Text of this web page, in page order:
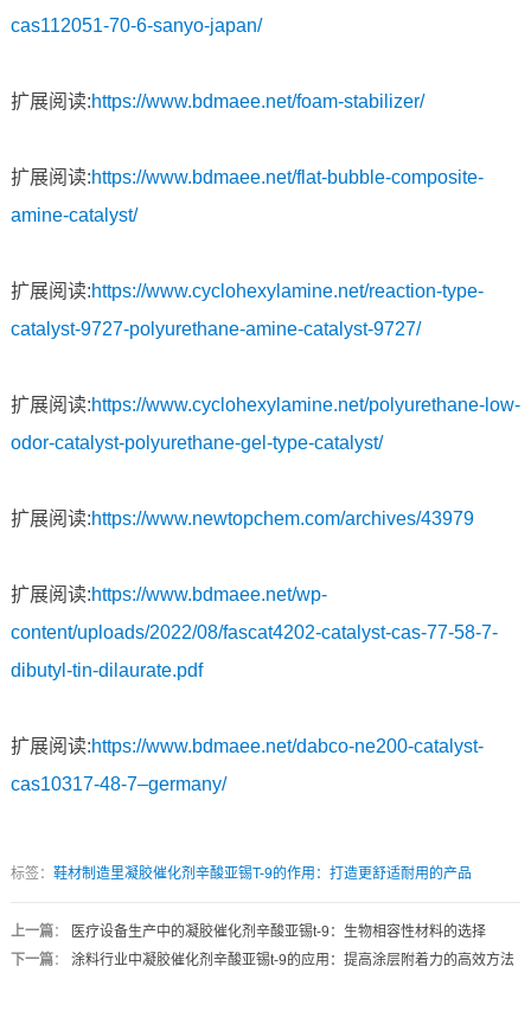
cas112051-70-6-sanyo-japan/
扩展阅读:https://www.bdmaee.net/foam-stabilizer/
扩展阅读:https://www.bdmaee.net/flat-bubble-composite-
amine-catalyst/
扩展阅读:https://www.cyclohexylamine.net/reaction-type-
catalyst-9727-polyurethane-amine-catalyst-9727/
扩展阅读:https://www.cyclohexylamine.net/polyurethane-low-
odor-catalyst-polyurethane-gel-type-catalyst/
扩展阅读:https://www.newtopchem.com/archives/43979
扩展阅读:https://www.bdmaee.net/wp-
content/uploads/2022/08/fascat4202-catalyst-cas-77-58-7-
dibutyl-tin-dilaurate.pdf
扩展阅读:https://www.bdmaee.net/dabco-ne200-catalyst-
cas10317-48-7–germany/
标签： 鞋材制造里凝胶催化剂辛酸亚锡T-9的作用：打造更舒适耐用的产品
上一篇：
医疗设备生产中的凝胶催化剂辛酸亚锡t-9：生物相容性材料的选择
下一篇： 涂料行业中凝胶催化剂辛酸亚锡t-9的应用：提高涂层附着力的高效方法